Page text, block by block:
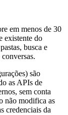
em menos de 30
existente do
busca e
são
as APIs de
sem conta
não modifica as
credenciais da